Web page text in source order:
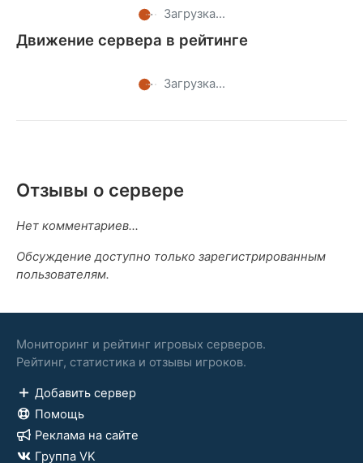
Загрузка...
Движение сервера в рейтинге
Загрузка...
Отзывы о сервере
Нет комментариев...
Обсуждение доступно только зарегистрированным
пользователям.
Мониторинг и рейтинг игровых серверов.
Рейтинг, статистика и отзывы игроков.
Добавить сервер
Помощь
Реклама на сайте
Группа VK